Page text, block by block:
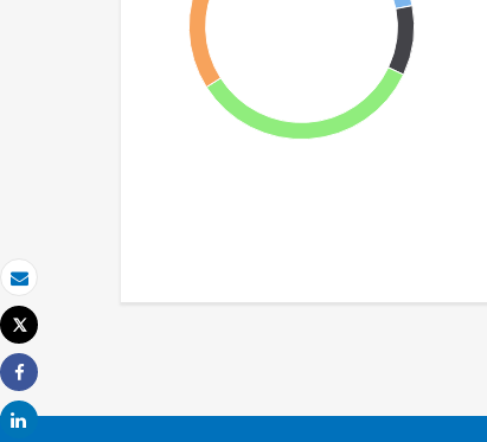
Correo electrónico
Imprimir
Tweet
Share
Share